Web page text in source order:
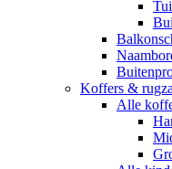
Koffers &
Alle